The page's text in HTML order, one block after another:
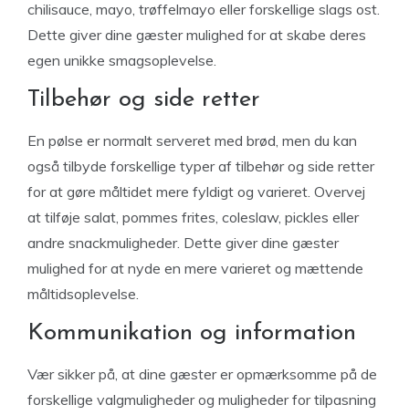
chilisauce, mayo, trøffelmayo eller forskellige slags ost.
Dette giver dine gæster mulighed for at skabe deres
egen unikke smagsoplevelse.
Tilbehør og side retter
En pølse er normalt serveret med brød, men du kan
også tilbyde forskellige typer af tilbehør og side retter
for at gøre måltidet mere fyldigt og varieret. Overvej
at tilføje salat, pommes frites, coleslaw, pickles eller
andre snackmuligheder. Dette giver dine gæster
mulighed for at nyde en mere varieret og mættende
måltidsoplevelse.
Kommunikation og information
Vær sikker på, at dine gæster er opmærksomme på de
forskellige valgmuligheder og muligheder for tilpasning